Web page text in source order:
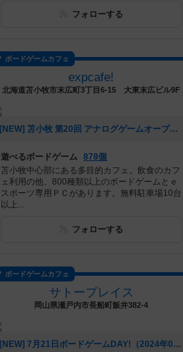
フォローする
ボードゲームカフェ
expcafe!
北海道苫小牧市末広町3丁目6-15 大東末広ビル9F
[NEW] 苫小牧 第20回 アナログゲームオープン会 参加メンバー募集中！（2024年09月05日 23時49分）
遊べるボードゲーム 878個
苫小牧中心部にある多目的カフェ。飲食のカフ
ェ利用の他、800種類以上のボードゲームとｅ
スポーツ専用ＰＣがあります。無料駐車場10台
以上...
フォローする
ボードゲームカフェ
サトープレイス
岡山県瀬戸内市長船町飯井382-4
[NEW] 7月21日ボードゲームDAY!（2024年07月02日 02時34分）